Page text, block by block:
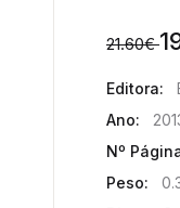
21.60€
Editora:
Ano:
Nº
Peso: